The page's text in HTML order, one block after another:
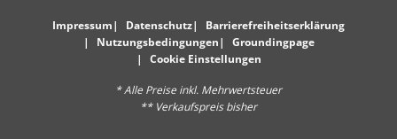
Impressum Datenschutz
Barrierefreiheitserklärung
Nutzungsbedingungen
Groundingpage
Cookie Einstellungen
* Alle Preise inkl. Mehrwertsteuer
** Verkaufspreis bisher